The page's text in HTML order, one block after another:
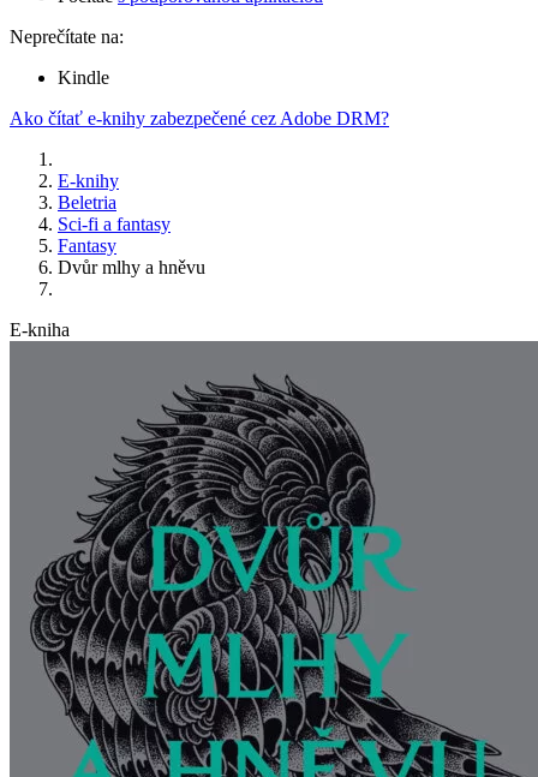
Neprečítate na:
Kindle
Ako čítať e-knihy zabezpečené cez Adobe DRM?
E-knihy
Beletria
Sci-fi a fantasy
Fantasy
Dvůr mlhy a hněvu
E-kniha